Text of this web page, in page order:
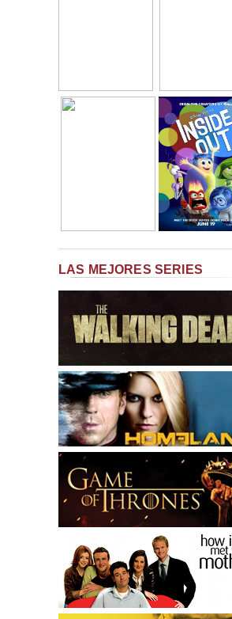
LAS MEJORES SERIES